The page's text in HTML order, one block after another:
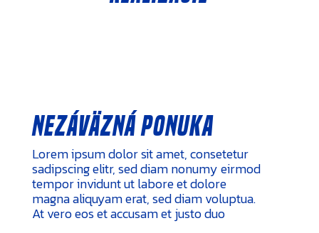
Nezáväzná ponuka
Lorem ipsum dolor sit amet, consetetur
sadipscing elitr, sed diam nonumy eirmod
tempor invidunt ut labore et dolore
magna aliquyam erat, sed diam voluptua.
At vero eos et accusam et justo duo